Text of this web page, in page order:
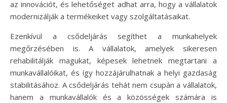
az innovációt, és lehetőséget adhat arra, hogy a vállalatok
modernizálják a termékeiket vagy szolgáltatásaikat.
Ezenkívül a csődeljárás segíthet a munkahelyek
megőrzésében is. A vállalatok, amelyek sikeresen
rehabilitálják magukat, képesek lehetnek megtartani a
munkavállalóikat, és így hozzájárulhatnak a helyi gazdaság
stabilitásához. A csődeljárás tehát nem csupán a vállalatok,
hanem a munkavállalók és a közösségek számára is